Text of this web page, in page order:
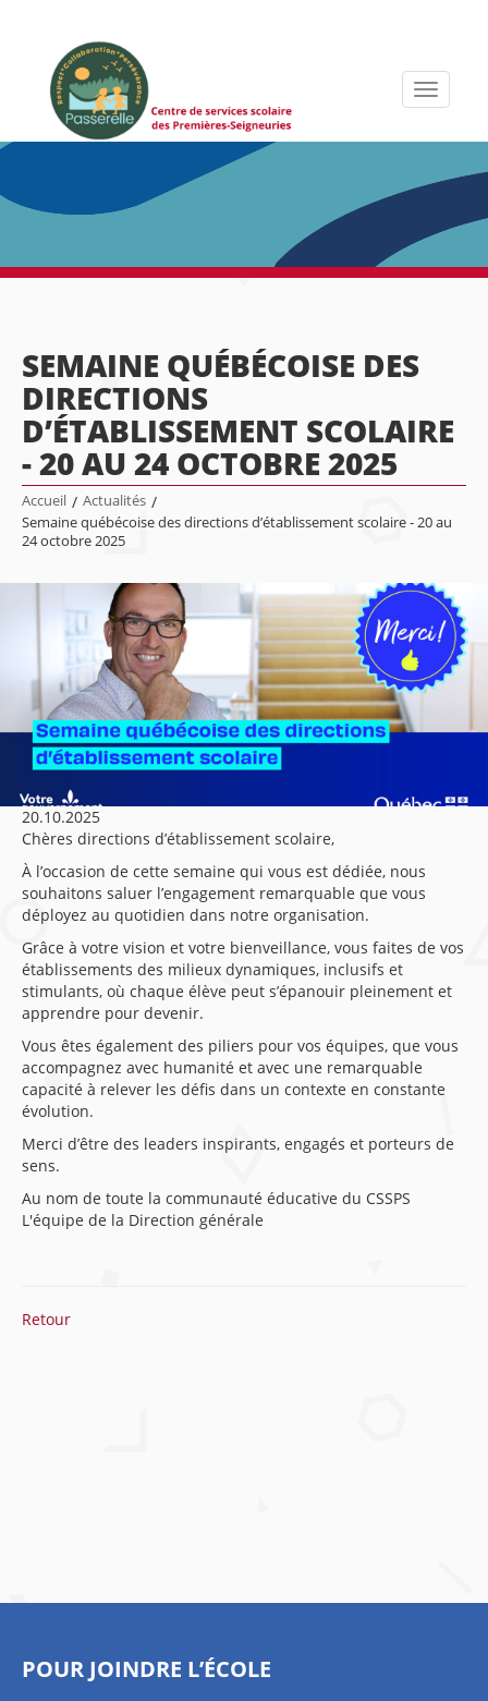
Toggle
SEMAINE QUÉBÉCOISE DES
DIRECTIONS
D’ÉTABLISSEMENT SCOLAIRE
- 20 AU 24 OCTOBRE 2025
Accueil / Actualités /
Semaine québécoise des directions d’établissement scolaire - 20 au
24 octobre 2025
20.10.2025
Chères directions d’établissement scolaire,
À l’occasion de cette semaine qui vous est dédiée, nous
souhaitons saluer l’engagement remarquable que vous
déployez au quotidien dans notre organisation.
Grâce à votre vision et votre bienveillance, vous faites de vos
établissements des milieux dynamiques, inclusifs et
stimulants, où chaque élève peut s’épanouir pleinement et
apprendre pour devenir.
Vous êtes également des piliers pour vos équipes, que vous
accompagnez avec humanité et avec une remarquable
capacité à relever les défis dans un contexte en constante
évolution.
Merci d’être des leaders inspirants, engagés et porteurs de
sens.
Au nom de toute la communauté éducative du CSSPS
L'équipe de la Direction générale
Retour
POUR JOINDRE L’ÉCOLE